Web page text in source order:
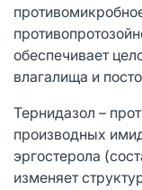
обеспечивает
влагалища и
Тернидазол –
производных
эргостерола
изменяет